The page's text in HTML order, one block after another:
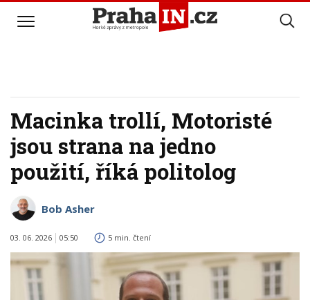
Macinka trollí, Motoristé
jsou strana na jedno
použití, říká politolog
Bob Asher
03. 06. 2026 05:50 5 min. čtení